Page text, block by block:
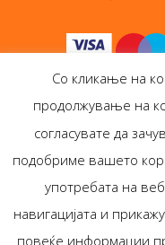
Со кликање на
продолжување на
согласувате да
подобриме вашето
употребата на
навигацијата и
повеќе информации